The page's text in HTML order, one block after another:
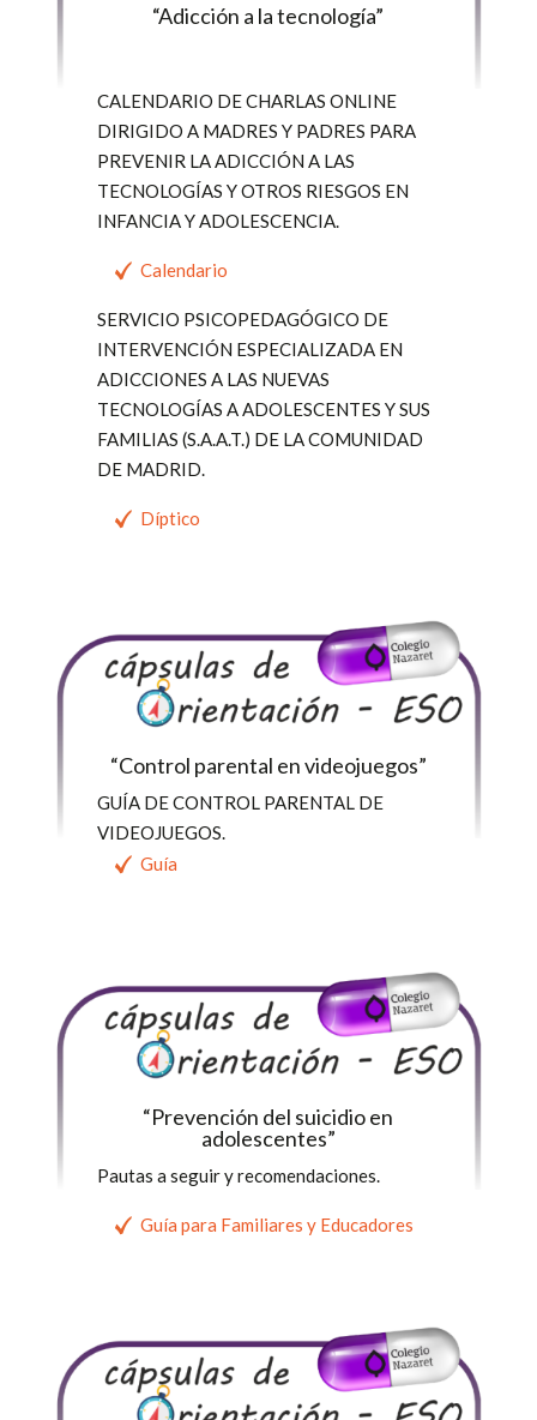
“Adicción a la tecnología”
CALENDARIO DE CHARLAS ONLINE
DIRIGIDO A MADRES Y PADRES PARA
PREVENIR LA ADICCIÓN A LAS
TECNOLOGÍAS Y OTROS RIESGOS EN
INFANCIA Y ADOLESCENCIA.
Calendario
SERVICIO PSICOPEDAGÓGICO DE
INTERVENCIÓN ESPECIALIZADA EN
ADICCIONES A LAS NUEVAS
TECNOLOGÍAS A ADOLESCENTES Y SUS
FAMILIAS (S.A.A.T.) DE LA COMUNIDAD
DE MADRID.
Díptico
“Control parental en videojuegos”
GUÍA DE CONTROL PARENTAL DE
VIDEOJUEGOS.
Guía
“Prevención del suicidio en
adolescentes”
Pautas a seguir y recomendaciones.
Guía para Familiares y Educadores